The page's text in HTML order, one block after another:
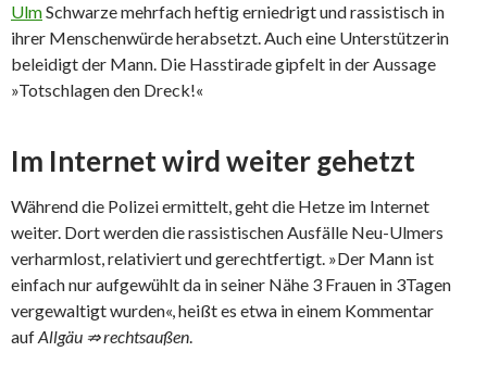
UlmSchwarze mehrfach heftig erniedrigt und rassistisch in
ihrer Menschenwürde herabsetzt. Auch eine Unterstützerin
beleidigt der Mann. Die Hasstirade gipfelt in der Aussage
»Totschlagen den Dreck!«
Im Internet wird weiter gehetzt
Während die Polizei ermittelt, geht die Hetze im Internet
weiter. Dort werden die rassistischen Ausfälle Neu-Ulmers
verharmlost, relativiert und gerechtfertigt. »Der Mann ist
einfach nur aufgewühlt da in seiner Nähe 3 Frauen in 3Tagen
vergewaltigt wurden«, heißt es etwa in einem Kommentar
aufAllgäu ⇏ rechtsaußen.